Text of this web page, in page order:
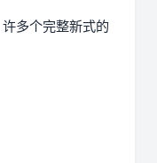
多个完整新式的